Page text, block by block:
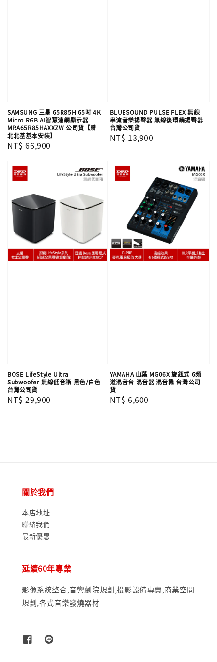
SAMSUNG 三星 65R85H 65吋 4K
Micro RGB AI智慧連網顯示器
MRA65R85HAXXZW 公司貨【贈
北北基基本安裝】
Regular
NT$ 66,900
BLUESOUND PULSE FLEX 無線
串流音樂揚聲器 無線後環繞揚聲器
台灣公司貨
Regular
NT$ 13,900
BOSE LifeStyle Ultra
Subwoofer 無線低音箱 黑色/白色
台灣公司貨
Regular
NT$ 29,900
YAMAHA 山葉 MG06X 旋鈕式 6頻
道混音台 混音器 混音機 台灣公司
貨
Regular
NT$ 6,600
關於我們
本店地址
聯絡我們
最新優惠
延續60年專業
影像系統整合,音響劇院規劃,投影設備專賣,商業空間
規劃,各式音樂發燒器材